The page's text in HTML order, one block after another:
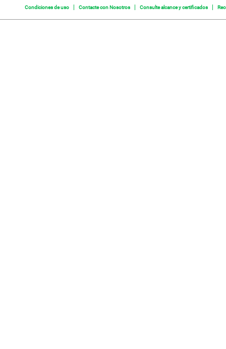
Condiciones de uso Contacte con Nosotros Consulte alcance y certificados